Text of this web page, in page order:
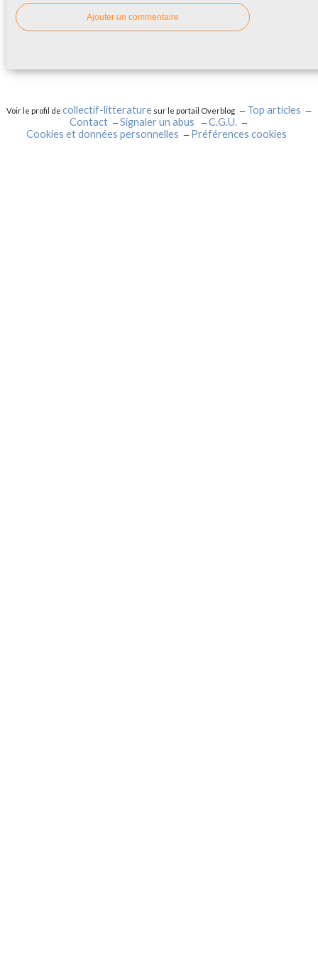
Ajouter un commentaire
Voir le profil de collectif-litterature sur le portail Overblog
Top articles
Contact
Signaler un abus
C.G.U.
Cookies et données personnelles
Préférences cookies